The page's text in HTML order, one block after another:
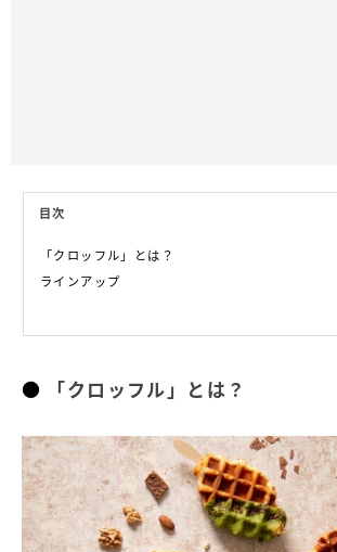
目次
「クロッフル」とは？
ラインアップ
「クロッフル」とは？